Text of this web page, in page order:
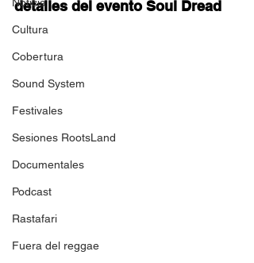
Cultura
Cobertura
Sound System
Festivales
Sesiones RootsLand
Documentales
Podcast
Rastafari
Fuera del reggae
detalles del evento Soul Dread